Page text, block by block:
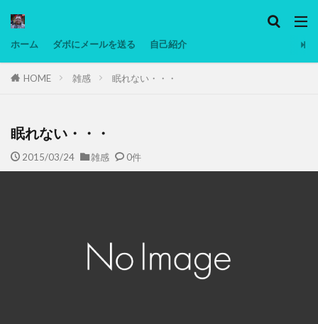
ホーム ダボにメールを送る 自己紹介
HOME 雑感 眠れない・・・
眠れない・・・
2015/03/24 雑感 0件
タグ
マレーシア動画
備忘録
動画 日本人村社会 脱水シート